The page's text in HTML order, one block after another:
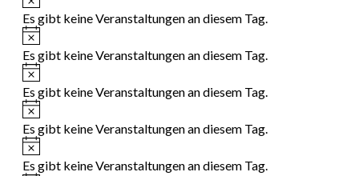
Es gibt keine Veranstaltungen an diesem Tag.
Hinweis
Es gibt keine Veranstaltungen an diesem Tag.
Hinweis
Es gibt keine Veranstaltungen an diesem Tag.
Hinweis
Es gibt keine Veranstaltungen an diesem Tag.
Hinweis
Es gibt keine Veranstaltungen an diesem Tag.